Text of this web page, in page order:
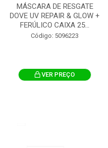
MÁSCARA DE RESGATE
DOVE UV REPAIR & GLOW +
FERÚLICO CAIXA 25...
Código: 5096223
VER PREÇO